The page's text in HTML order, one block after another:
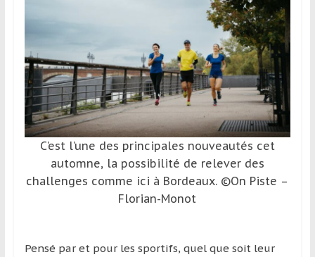
de
découverte
culturelle
d’un
pays
région
C’est l’une des principales nouveautés cet
automne, la possibilité de relever des
challenges comme ici à Bordeaux. ©On Piste –
Florian-Monot
Pensé par et pour les sportifs, quel que soit leur